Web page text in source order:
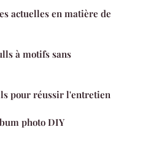
actuelles en matière de
à motifs sans
pour réussir l'entretien
photo DIY